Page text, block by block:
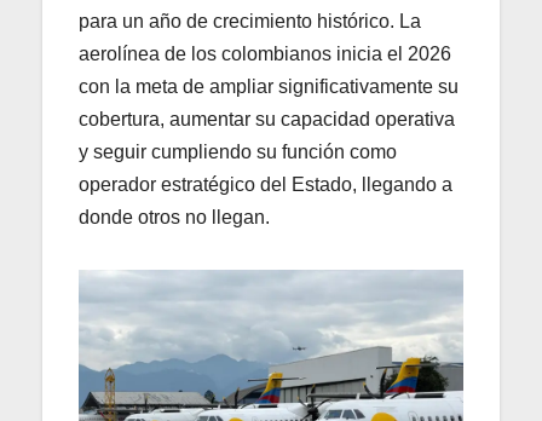
para un año de crecimiento histórico. La
aerolínea de los colombianos inicia el 2026
con la meta de ampliar significativamente su
cobertura, aumentar su capacidad operativa
y seguir cumpliendo su función como
operador estratégico del Estado, llegando a
donde otros no llegan.